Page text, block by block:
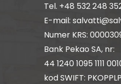
Tel. +48 532 248
E-mail:
Numer KRS:
Bank Pekao SA, nr:
44 1240 1095 1111
kod SWIFT: